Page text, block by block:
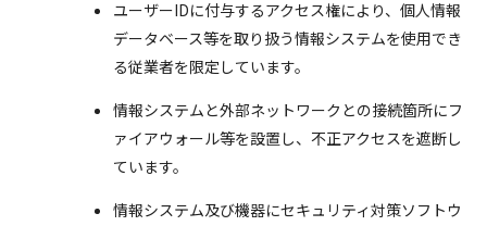
ユーザーIDに付与するアクセス権により、個人情報
データベース等を取り扱う情報システムを使用でき
る従業者を限定しています。
情報システムと外部ネットワークとの接続箇所にフ
ァイアウォール等を設置し、不正アクセスを遮断し
ています。
情報システム及び機器にセキュリティ対策ソフトウ